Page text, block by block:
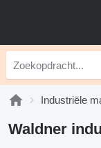
Industriële
Waldner